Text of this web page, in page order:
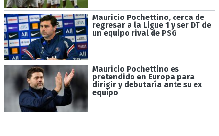
Mauricio Pochettino, cerca de
regresar a la Ligue 1 y ser DT de
un equipo rival de PSG
Mauricio Pochettino es
pretendido en Europa para
dirigir y debutaría ante su ex
equipo